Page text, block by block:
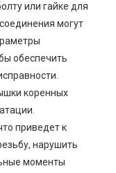
или гайке для
могут
обеспечить
коренных
приведет к
нарушить
моменты